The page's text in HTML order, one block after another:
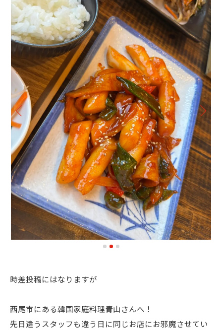
時差投稿にはなりますが
西尾市にある韓国家庭料理青山さんへ！
先日違うスタッフも違う日に同じお店にお邪魔させてい